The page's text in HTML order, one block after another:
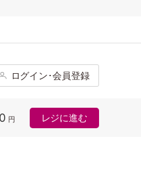
ログイン･会員登録
0 円 レジに進む